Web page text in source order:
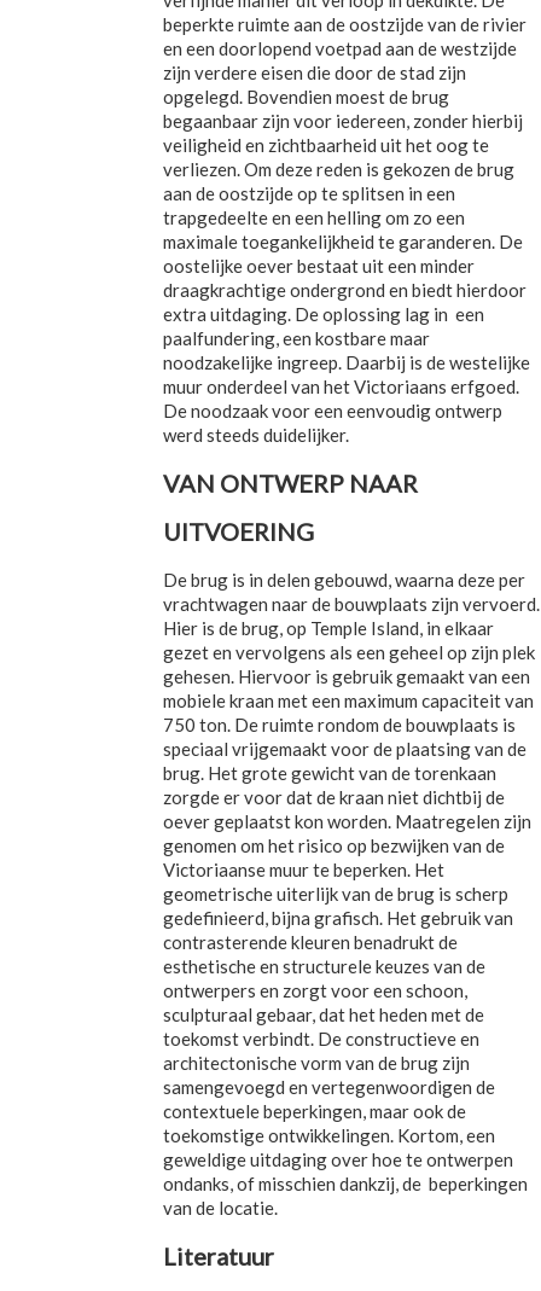
beperkte ruimte aan de oostzijde van de rivier
en een doorlopend voetpad aan de westzijde
zijn verdere eisen die door de stad zijn
opgelegd. Bovendien moest de brug
begaanbaar zijn voor iedereen, zonder hierbij
veiligheid en zichtbaarheid uit het oog te
verliezen. Om deze reden is gekozen de brug
aan de oostzijde op te splitsen in een
trapgedeelte en een helling om zo een
maximale toegankelijkheid te garanderen. De
oostelijke oever bestaat uit een minder
draagkrachtige ondergrond en biedt hierdoor
extra uitdaging. De oplossing lag in een
paalfundering, een kostbare maar
noodzakelijke ingreep. Daarbij is de westelijke
muur onderdeel van het Victoriaans erfgoed.
De noodzaak voor een eenvoudig ontwerp
werd steeds duidelijker.
VAN ONTWERP NAAR
UITVOERING
De brug is in delen gebouwd, waarna deze per
vrachtwagen naar de bouwplaats zijn vervoerd.
Hier is de brug, op Temple Island, in elkaar
gezet en vervolgens als een geheel op zijn plek
gehesen. Hiervoor is gebruik gemaakt van een
mobiele kraan met een maximum capaciteit van
750 ton. De ruimte rondom de bouwplaats is
speciaal vrijgemaakt voor de plaatsing van de
brug. Het grote gewicht van de torenkaan
zorgde er voor dat de kraan niet dichtbij de
oever geplaatst kon worden. Maatregelen zijn
genomen om het risico op bezwijken van de
Victoriaanse muur te beperken. Het
geometrische uiterlijk van de brug is scherp
gedefinieerd, bijna grafisch. Het gebruik van
contrasterende kleuren benadrukt de
esthetische en structurele keuzes van de
ontwerpers en zorgt voor een schoon,
sculpturaal gebaar, dat het heden met de
toekomst verbindt. De constructieve en
architectonische vorm van de brug zijn
samengevoegd en vertegenwoordigen de
contextuele beperkingen, maar ook de
toekomstige ontwikkelingen. Kortom, een
geweldige uitdaging over hoe te ontwerpen
ondanks, of misschien dankzij, de beperkingen
van de locatie.
Literatuur